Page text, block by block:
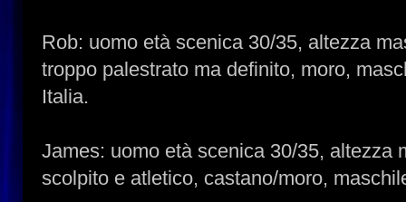
Rob: uomo età scenica 30/35, altezza
troppo palestrato ma definito, moro,
Italia.
James: uomo età scenica 30/35, altezza
scolpito e atletico, castano/moro,